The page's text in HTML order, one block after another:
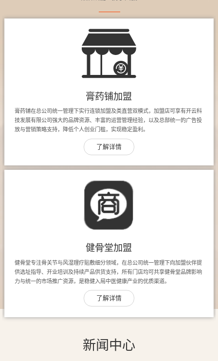
膏药铺加盟
膏药铺在总公司统一管理下实行连锁加盟及类直营双模式，加盟店可享有开云科
技发展有限公司强大的品牌资源、丰富的运营管理经验，以及总部统一的广告投
放与营销策略支持，降低个人创业门槛，实现稳定盈利。
了解详情
健骨堂加盟
健骨堂专注骨关节与风湿理疗贴敷细分领域，在总公司统一管理下向加盟伙伴提
供选址指导、开业培训及持续产品供货支持，所有门店均可共享健骨堂品牌影响
力与统一的市场推广资源，是稳健入局中医健康产业的优质渠道。
了解详情
新闻中心